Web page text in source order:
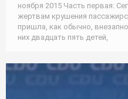
ноября 2015 Часть первая:
жертвам крушения
пришла, как обычно,
них двадцать пять детей,